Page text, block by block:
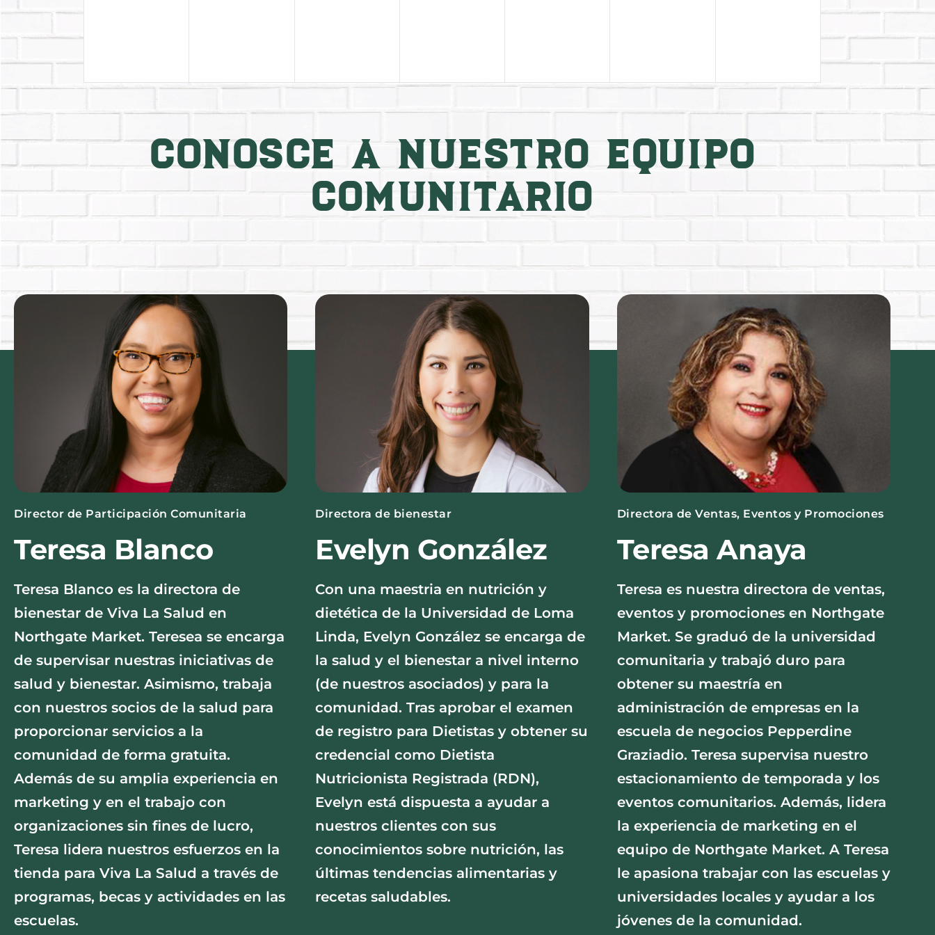
CONOSCE A NUESTRO EQUIPO
COMUNITARIO
Director de Participación Comunitaria
Teresa Blanco
Teresa Blanco es la directora de
bienestar de Viva La Salud en
Northgate Market. Teresea se encarga
de supervisar nuestras iniciativas de
salud y bienestar. Asimismo, trabaja
con nuestros socios de la salud para
proporcionar servicios a la
comunidad de forma gratuita.
Además de su amplia experiencia en
marketing y en el trabajo con
organizaciones sin fines de lucro,
Teresa lidera nuestros esfuerzos en la
tienda para Viva La Salud a través de
programas, becas y actividades en las
escuelas.
Directora de bienestar
Evelyn González
Con una maestria en nutrición y
dietética de la Universidad de Loma
Linda, Evelyn González se encarga de
la salud y el bienestar a nivel interno
(de nuestros asociados) y para la
comunidad. Tras aprobar el examen
de registro para Dietistas y obtener su
credencial como Dietista
Nutricionista Registrada (RDN),
Evelyn está dispuesta a ayudar a
nuestros clientes con sus
conocimientos sobre nutrición, las
últimas tendencias alimentarias y
recetas saludables.
Directora de Ventas, Eventos y Promociones
Teresa Anaya
Teresa es nuestra directora de ventas,
eventos y promociones en Northgate
Market. Se graduó de la universidad
comunitaria y trabajó duro para
obtener su maestría en
administración de empresas en la
escuela de negocios Pepperdine
Graziadio. Teresa supervisa nuestro
estacionamiento de temporada y los
eventos comunitarios. Además, lidera
la experiencia de marketing en el
equipo de Northgate Market. A Teresa
le apasiona trabajar con las escuelas y
universidades locales y ayudar a los
jóvenes de la comunidad.